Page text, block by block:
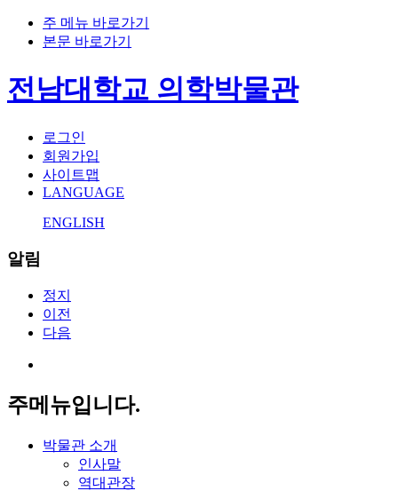
주 메뉴 바로가기
본문 바로가기
전남대학교 의학박물관
로그인
회원가입
사이트맵
LANGUAGE
ENGLISH
알림
정지
이전
다음
주메뉴입니다.
박물관 소개
인사말
역대관장